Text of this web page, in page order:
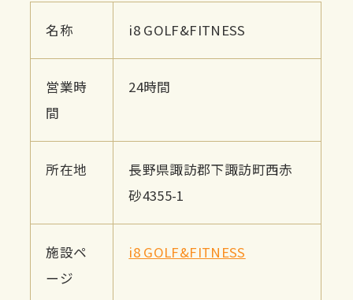
名称 i8 GOLF&FITNESS
営業時
間
24時間
所在地
長野県諏訪郡下諏訪町西赤
砂4355-1
施設ペ
ージ
i8 GOLF&FITNESS